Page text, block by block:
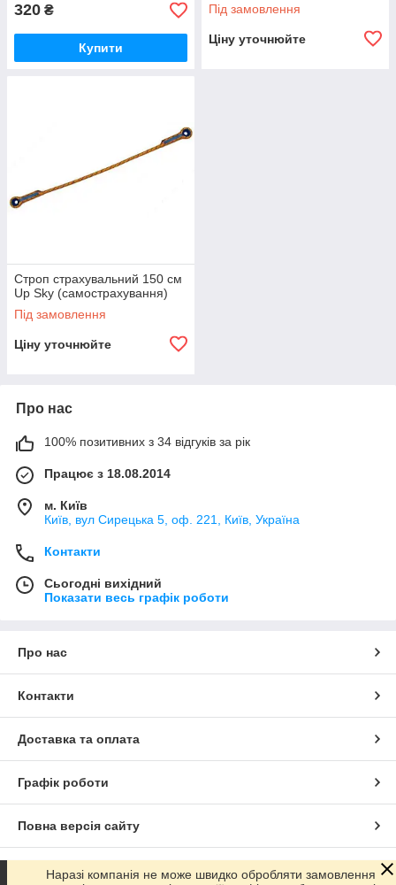
320 ₴
Купити
Під замовлення
Ціну уточнюйте
Строп страхувальний 150 см
Up Sky (самострахування)
Під замовлення
Ціну уточнюйте
Про нас
100% позитивних з 34 відгуків за рік
Працює з 18.08.2014
м. Київ
Київ, вул Сирецька 5, оф. 221, Київ, Україна
Контакти
Сьогодні вихідний
Показати весь графік роботи
Про нас
Контакти
Доставка та оплата
Графік роботи
Повна версія сайту
Сайт створено на маркетплейсі Prom.ua
Наразі компанія не може швидко обробляти замовлення